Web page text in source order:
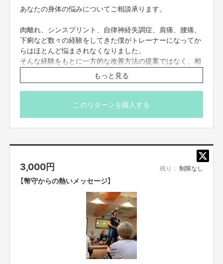
つまりスポーツに関連する仕事をする人です。
トレーナー以外にも指導者、スポーツ栄養士やメンタルコーチ、組織のマネ
ージャー、などなどあげればキリがないほどスポーツに関わる人は多いで
す。
そうしたヒトがいないと、スポーツをエンタメとして楽しむことができませ
ん。
まとめると、
スポーツを愛する人がいる空間には
「見る人」、「支える人」がいますが、
その間には当然「する人」がいます。
つまりアスリートがいないと成り立たない。
だから、僕は見る人を感動させるアスリートを育てたいですし、そのアスリ
ートやスポーツをサポートできる環境・ヒトを提供できるようにしたい。
その夢を叶えるためにアスリートを育成する
ます！
そのモデルとなるのはアメリカの"IMGアカデミー"
あの錦織圭選手など数多くのトップアスリートが青春時代を過ごした世界一
のスポーツの学校・トレーニング施設です。
夢を叶えるはじめの第一歩目として"IMGアカデミー"がどのような環境なの
あなたの身体の悩みについてご相談承ります。
肉離れ、シンスプリント、自律神経失調症、肩痛、腰痛、
下痢など数々の経験をしてきた僕がトレーナーになってか
らはほとんど悩まされなくなりました。
そんな経験をもとに一方的な改善方法の提案ではなく、相
談になりながらあなたのからだに合った方法を一緒に探し
ていきます！
※メッセージでのやりとりを考えていますが、直接お会い
もっと見る
このリターンを購入する
3,000円 残り： 制限なし
【幣守からの熱いメッセージ】